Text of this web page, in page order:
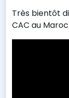
Très bientôt
CAC au Maroc.